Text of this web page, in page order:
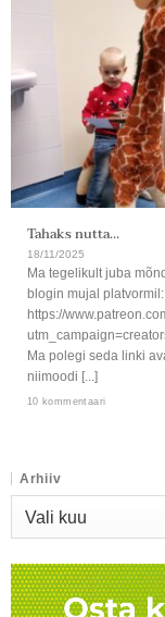
Tahaks nutta…
18/11/2025
Ma tegelikult juba
blogin mujal platvormil:
https://
Ma polegi seda linki
niimoodi [...]
10 kommentaari
Arhiiv
Arhiiv